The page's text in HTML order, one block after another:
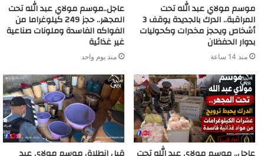
و
ن
ي
موسم مولاي عبد الله تحت
المراقبة.. الدرك بالجديدة يوقف 3
أشخاص ويحجز مخدرات وكحوليات
بدوار الحفظان
منذ 14 ساعة
عاجل..موسم مولاي عبد الله تحت
المجهر.. حجز 249 كيلوغراما من
الفواكه الفاسدة وملونات صناعية
غير غذائية
منذ يوم واحد